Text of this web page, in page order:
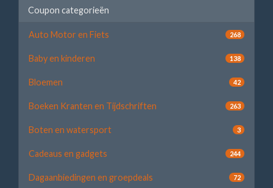
Coupon categorieën
Auto Motor en Fiets 268
Baby en kinderen 138
Bloemen 42
Boeken Kranten en Tijdschriften 263
Boten en watersport 3
Cadeaus en gadgets 244
Dagaanbiedingen en groepdeals 72